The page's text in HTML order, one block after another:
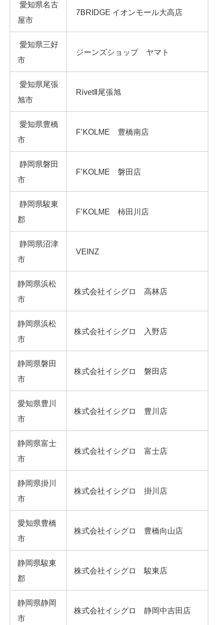
愛知県名古
屋市
7BRIDGE イオンモール大高店
愛知県三好
市
ジーンズショップ ヤマト
愛知県尾張
旭市
RivetⅡ尾張旭
愛知県豊橋
市
F’KOLME 豊橋南店
静岡県磐田
市
F’KOLME 磐田店
静岡県駿東
郡
F’KOLME 柿田川店
静岡県沼津
市
VEINZ
静岡県浜松
市
株式会社イシグロ 高林店
静岡県浜松
市
株式会社イシグロ 入野店
静岡県磐田
市
株式会社イシグロ 磐田店
愛知県豊川
市
株式会社イシグロ 豊川店
静岡県富士
市
株式会社イシグロ 富士店
静岡県掛川
市
株式会社イシグロ 掛川店
愛知県豊橋
市
株式会社イシグロ 豊橋向山店
静岡県駿東
郡
株式会社イシグロ 駿東店
静岡県静岡
市
株式会社イシグロ 静岡中吉田店